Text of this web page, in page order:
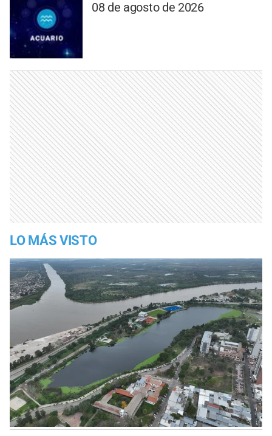
08 de agosto de 2026
LO MÁS VISTO